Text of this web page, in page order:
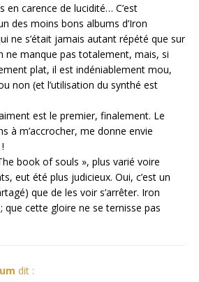
en carence de lucidité… C’est
des moins bons albums d’Iron
ne s’était jamais autant répété que sur
ne manque pas totalement, mais, si
plat, il est indéniablement mou,
non (et l’utilisation du synthé est
est le premier, finalement. Le
à m’accrocher, me donne envie
book of souls », plus varié voire
eut été plus judicieux. Oui, c’est un
que de les voir s’arrêter. Iron
que cette gloire ne se ternisse pas
dit :